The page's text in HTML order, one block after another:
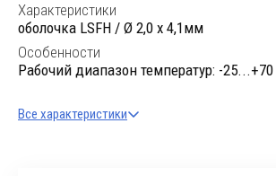
Характеристики
оболочка LSFH / Ø 2,0 x 4,1мм
Особенности
Рабочий диапазон температур: -
Все характеристики